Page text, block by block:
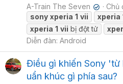
A-Train The Seven ✔ Chủ
sony xperia 1 vii xperia
xperia 1 vii bị đột tử
Diễn đàn: Android
Điều gì khiến Sony 'từ
uẩn khúc gì phía sau?